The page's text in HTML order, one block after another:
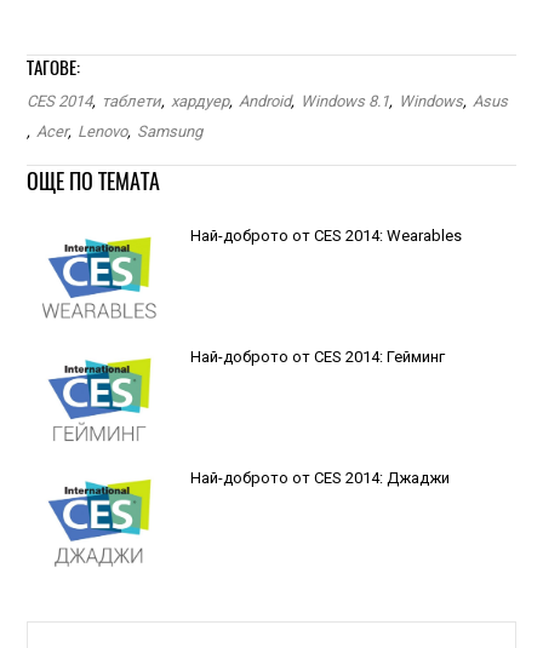
ТАГОВЕ:
CES 2014, таблети, хардуер, Android, Windows 8.1, Windows, Asus
, Acer, Lenovo, Samsung
ОЩЕ ПО ТЕМАТА
Най-доброто от CES 2014: Wearables
Най-доброто от CES 2014: Гейминг
Най-доброто от CES 2014: Джаджи